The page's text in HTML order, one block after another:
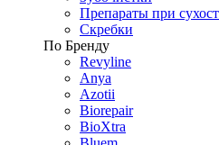
Препараты при
Скребки
По Бренду
Revyline
Anya
Azotii
Biorepair
BioXtra